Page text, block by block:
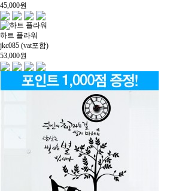
45,000원
하트 플라워
jkc085 (vat포함)
53,000원